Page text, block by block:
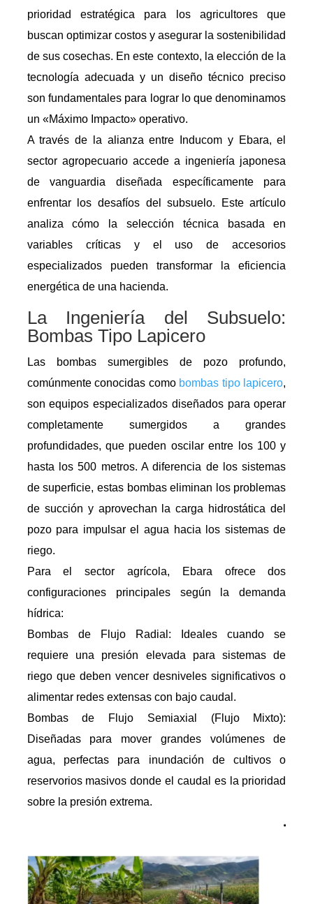
prioridad estratégica para los agricultores que
buscan optimizar costos y asegurar la sostenibilidad
de sus cosechas. En este contexto, la elección de la
tecnología adecuada y un diseño técnico preciso
son fundamentales para lograr lo que denominamos
un «Máximo Impacto» operativo.
A través de la alianza entre Inducom y Ebara, el
sector agropecuario accede a ingeniería japonesa
de vanguardia diseñada específicamente para
enfrentar los desafíos del subsuelo. Este artículo
analiza cómo la selección técnica basada en
variables críticas y el uso de accesorios
especializados pueden transformar la eficiencia
energética de una hacienda.
La Ingeniería del Subsuelo:
Bombas Tipo Lapicero
Las bombas sumergibles de pozo profundo,
comúnmente conocidas como bombas tipo lapicero,
son equipos especializados diseñados para operar
completamente sumergidos a grandes
profundidades, que pueden oscilar entre los 100 y
hasta los 500 metros. A diferencia de los sistemas
de superficie, estas bombas eliminan los problemas
de succión y aprovechan la carga hidrostática del
pozo para impulsar el agua hacia los sistemas de
riego.
Para el sector agrícola, Ebara ofrece dos
configuraciones principales según la demanda
hídrica:
Bombas de Flujo Radial: Ideales cuando se
requiere una presión elevada para sistemas de
riego que deben vencer desniveles significativos o
alimentar redes extensas con bajo caudal.
Bombas de Flujo Semiaxial (Flujo Mixto):
Diseñadas para mover grandes volúmenes de
agua, perfectas para inundación de cultivos o
reservorios masivos donde el caudal es la prioridad
sobre la presión extrema.